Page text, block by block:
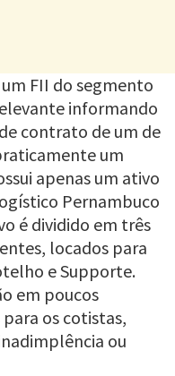
FII do segmento
informando
contrato de um de
um
apenas um ativo
Pernambuco
é dividido em três
locados para
e Supporte.
em poucos
os cotistas,
ou